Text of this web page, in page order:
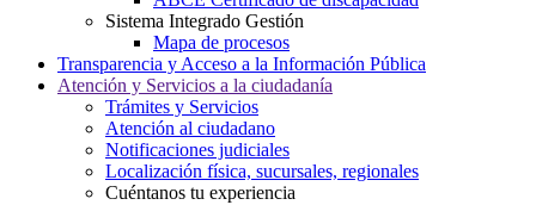
Sistema Integrado Gestión
Mapa de procesos
Transparencia y Acceso a la Información Pública
Atención y Servicios a la ciudadanía
Trámites y Servicios
Atención al ciudadano
Notificaciones judiciales
Localización física, sucursales, regionales
Cuéntanos tu experiencia